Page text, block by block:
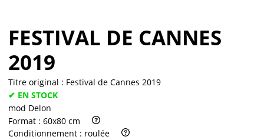
FESTIVAL DE CANNES
2019
Titre original : Festival de Cannes 2019
✔ EN STOCK
mod Delon
Format : 60x80 cm
Conditionnement : roulée